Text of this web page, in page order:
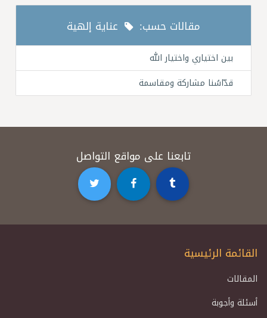
مقالات حسب: عناية إلهية
بين اختياري واختيار الله
قدّاسُنا مشاركة ومقاسمة
تابعنا على مواقع التواصل
القائمة الرئيسية
المقالات
أسئلة وأجوبة